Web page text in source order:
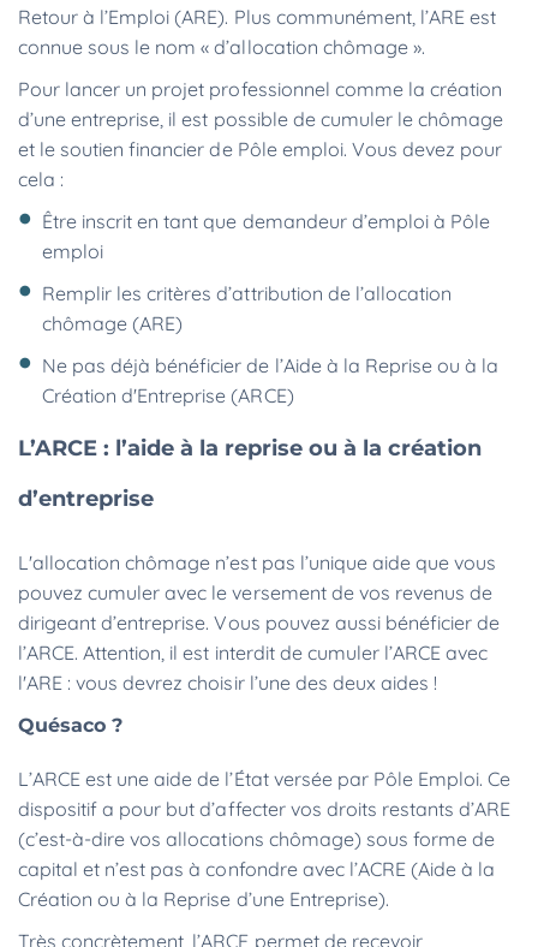
Retour à l’Emploi (ARE). Plus communément, l’ARE est
connue sous le nom « d’allocation chômage ».
Pour lancer un projet professionnel comme la création
d’une entreprise, il est possible de cumuler le chômage
et le soutien financier de Pôle emploi. Vous devez pour
cela :
Être inscrit en tant que demandeur d’emploi à Pôle
emploi
Remplir les critères d’attribution de l’allocation
chômage (ARE)
Ne pas déjà bénéficier de l’Aide à la Reprise ou à la
Création d'Entreprise (ARCE)
L’ARCE : l’aide à la reprise ou à la création
d’entreprise
L'allocation chômage n’est pas l’unique aide que vous
pouvez cumuler avec le versement de vos revenus de
dirigeant d’entreprise. Vous pouvez aussi bénéficier de
l’ARCE. Attention, il est interdit de cumuler l’ARCE avec
l'ARE : vous devrez choisir l’une des deux aides !
Quésaco ?
L’ARCE est une aide de l’État versée par Pôle Emploi. Ce
dispositif a pour but d’affecter vos droits restants d’ARE
(c’est-à-dire vos allocations chômage) sous forme de
capital et n’est pas à confondre avec l’ACRE (Aide à la
Création ou à la Reprise d’une Entreprise).
Très concrètement, l’ARCE permet de recevoir